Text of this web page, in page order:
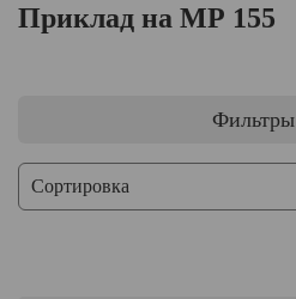
Приклад на МР 155
Фильтры